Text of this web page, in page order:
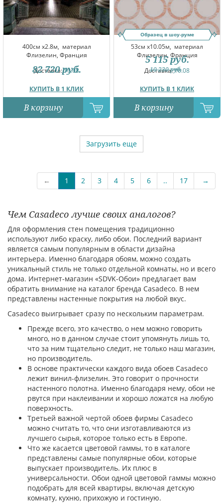
400см x2.8м, материал
Флизелин, Франция
Доставка:10.08
КУПИТЬ В 1 КЛИК
82 720 руб.
В корзину
Образец в шоу-руме
53см x10.05м, материал
Флизелин, Франция
Доставка:10.08
КУПИТЬ В 1 КЛИК
10 230руб.
5 115 руб.
В корзину
Загрузить еще
← 1 2 3 4 5 6 .. 17 →
Чем Casadeco лучше своих аналогов?
Для оформления стен помещения традиционно
используют либо краску, либо обои. Последний вариант
является самым популярным в области дизайна
интерьера. Именно благодаря обоям, можно создать
уникальный стиль не только отдельной комнаты, но и всего
дома. Интернет-магазин «SDVK-Обои» предлагает вам
обратить внимание на каталог бренда Casadeco. В нем
представлены настенные покрытия на любой вкус.
Casadeco выигрывает сразу по нескольким параметрам.
Прежде всего, это качество, о нем можно говорить
много, но в данном случае стоит упомянуть лишь то,
что за ним тщательно следит, не только наш магазин,
но производитель.
В основе практически каждого вида обоев Casadeco
лежит винил-флизелин. Это говорит о прочности
настенного полотна. Именно благодаря нему, обои не
рвутся при наклеивании и хорошо ложатся на любую
поверхность.
Третьей важной чертой обоев фирмы Casadeco
можно считать то, что они изготавливаются из
лучшего сырья, которое только есть в Европе.
Что же касается цветовой гаммы, то в каталоге
представлены самые популярные обои, которые
выпускает производитель. Их плюс в
универсальности. Обои одной цветовой гаммы можно
подобрать для всей квартиры, включая детскую
комнату, кухню, прихожую и гостиную.